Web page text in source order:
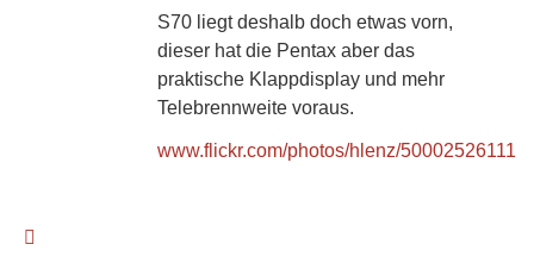
S70 liegt deshalb doch etwas vorn,
dieser hat die Pentax aber das
praktische Klappdisplay und mehr
Telebrennweite voraus.
www.flickr.com/photos/hlenz/50002526111